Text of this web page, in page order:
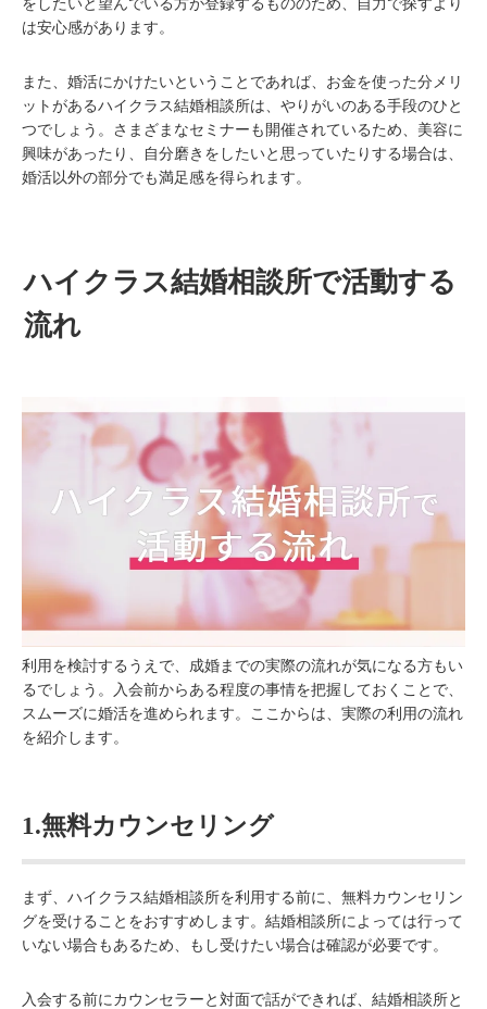
をしたいと望んでいる方が登録するもののため、自力で探すより
は安心感があります。
また、婚活にかけたいということであれば、お金を使った分メリ
ットがあるハイクラス結婚相談所は、やりがいのある手段のひと
つでしょう。さまざまなセミナーも開催されているため、美容に
興味があったり、自分磨きをしたいと思っていたりする場合は、
婚活以外の部分でも満足感を得られます。
ハイクラス結婚相談所で活動する
流れ
利用を検討するうえで、成婚までの実際の流れが気になる方もい
るでしょう。入会前からある程度の事情を把握しておくことで、
スムーズに婚活を進められます。ここからは、実際の利用の流れ
を紹介します。
1.無料カウンセリング
まず、ハイクラス結婚相談所を利用する前に、無料カウンセリン
グを受けることをおすすめします。結婚相談所によっては行って
いない場合もあるため、もし受けたい場合は確認が必要です。
入会する前にカウンセラーと対面で話ができれば、結婚相談所と